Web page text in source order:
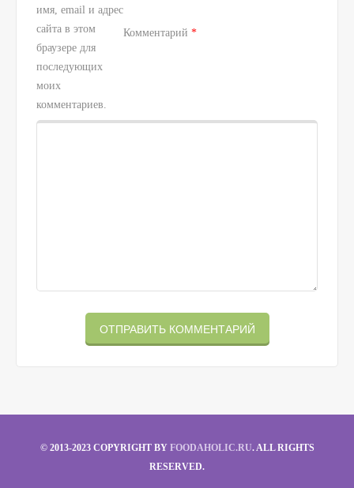
имя, email и адрес
сайта в этом
браузере для
последующих
моих
комментариев.
Комментарий *
© 2013-2023 COPYRIGHT BY FOODAHOLIC.RU. ALL RIGHTS
RESERVED.